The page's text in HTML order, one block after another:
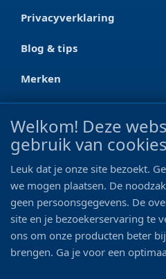
Privacyverklaring
Blog & tips
Merken
Ootmarsumseweg 125a
0546 - 622 990
06 - 11 19 81 42
info@bo-vis.nl
Welkom! Deze
gebruik van cookies
Leuk dat je onze site bezoekt.
we mogen plaatsen. De
geen persoonsgegevens. De
site en je bezoekerservaring te
ons om onze producten beter
brengen. Ga je voor een